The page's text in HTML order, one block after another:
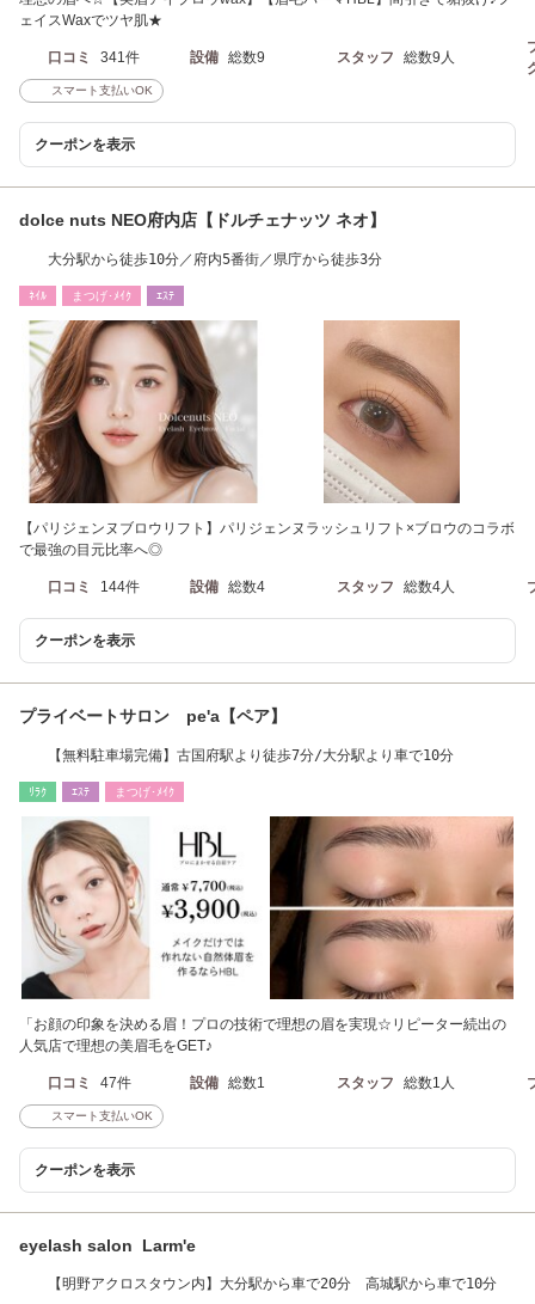
ェイスWaxでツヤ肌★
口コミ 341件 設備 総数9 スタッフ 総数9人
スマート支払いOK
クーポンを表示
dolce nuts NEO府内店【ドルチェナッツ ネオ】
大分駅から徒歩10分／府内5番街／県庁から徒歩3分
ﾈｲﾙ まつげ･ﾒｲｸ ｴｽﾃ
【パリジェンヌブロウリフト】パリジェンヌラッシュリフト×ブロウのコラボ
で最強の目元比率へ◎
口コミ 144件 設備 総数4 スタッフ 総数4人
クーポンを表示
プライベートサロン pe'a【ペア】
【無料駐車場完備】古国府駅より徒歩7分/大分駅より車で10分
ﾘﾗｸ ｴｽﾃ まつげ･ﾒｲｸ
「お顔の印象を決める眉！プロの技術で理想の眉を実現☆リピーター続出の
人気店で理想の美眉毛をGET♪
口コミ 47件 設備 総数1 スタッフ 総数1人
スマート支払いOK
クーポンを表示
eyelash salon Larm'e
【明野アクロスタウン内】大分駅から車で20分 高城駅から車で10分